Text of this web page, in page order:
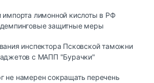
импорта лимонной кислоты в РФ
защитные меры
инспектора Псковской таможни
с МАПП "Бурачки"
не намерен сокращать перечень